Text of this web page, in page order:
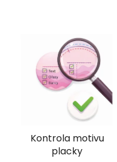
Kontrola motivu
placky